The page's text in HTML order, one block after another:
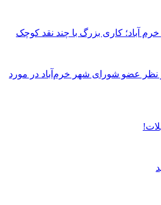
نظر عضو شورای شهر خرم‌آباد در مورد